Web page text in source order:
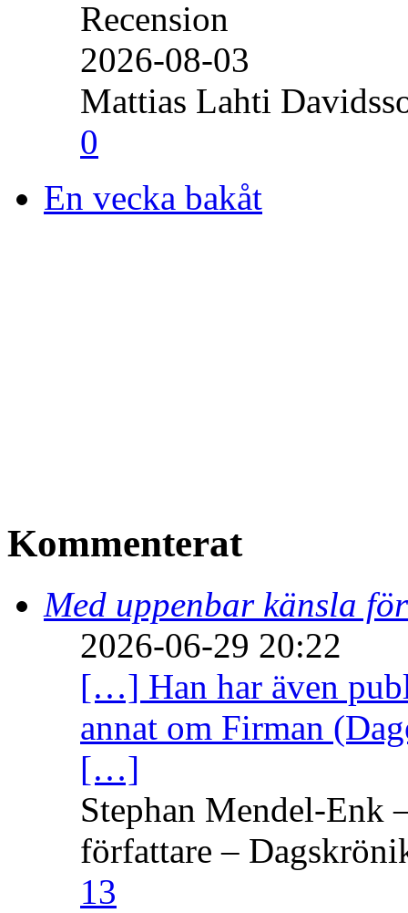
Recension
2026-08-03
Mattias Lahti
0
En vecka bakåt
Kommenterat
Med uppenbar känsla
2026-06-29 20:22
[…] Han har även
annat om Firman
[…]
Stephan Mendel-Enk
författare –
13